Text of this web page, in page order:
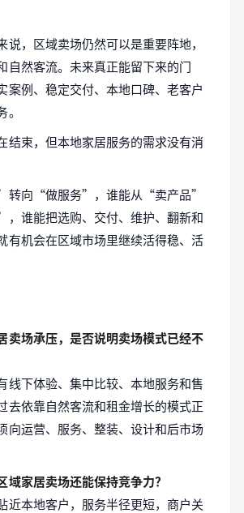
说，区域卖场仍然可以是重要阵地，
自然客流。未来真正能留下来的门
案例、稳定交付、本地口碑、老客户
结束，但本地家居服务的需求没有消
转向“做服务”，谁能从“卖产品”
谁能把选购、交付、维护、翻新和
有机会在区域市场里继续活得稳、活
卖场承压，是否说明卖场模式已经不
线下体验、集中比较、本地服务和售
去依靠自然客流和租金增长的模式正
向运营、服务、整装、设计和后市场
域家居卖场还能保持竞争力？
近本地客户，服务半径更短，商户关